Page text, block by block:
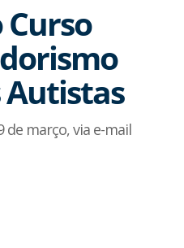
Curso
Autistas
de março, via e-mail